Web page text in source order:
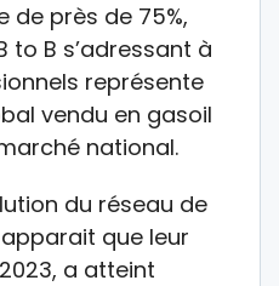
de près de 75%,
to B s’adressant à
représente
vendu en gasoil
national.
du réseau de
que leur
a atteint